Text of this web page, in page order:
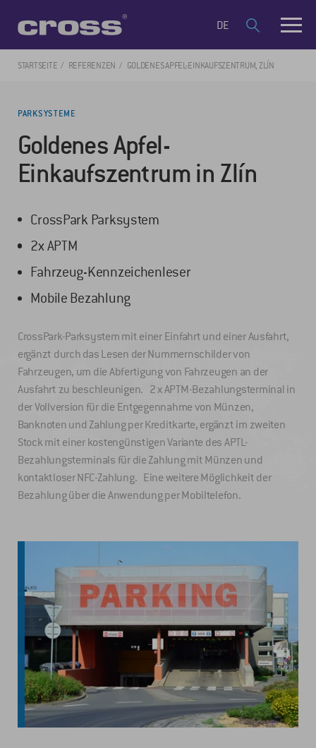
DE
STARTSEITE REFERENZEN GOLDENES APFEL-EINKAUFSZENTRUM, ZLÍN
PARKSYSTEME
Goldenes Apfel-
Einkaufszentrum in Zlín
CrossPark Parksystem
2x APTM
Fahrzeug-Kennzeichenleser
Mobile Bezahlung
CrossPark-Parksystem mit einer Einfahrt und einer Ausfahrt,
ergänzt durch das Lesen der Nummernschilder von
Fahrzeugen, um die Abfertigung von Fahrzeugen an der
Ausfahrt zu beschleunigen. 2 x APTM-Bezahlungsterminal in
der Vollversion für die Entgegennahme von Münzen,
Banknoten und Zahlung per Kreditkarte, ergänzt im zweiten
Stock mit einer kostengünstigen Variante des APTL-
Bezahlungsterminals für die Zahlung mit Münzen und
kontaktloser NFC-Zahlung. Eine weitere Möglichkeit der
Bezahlung über die Anwendung per Mobiltelefon.